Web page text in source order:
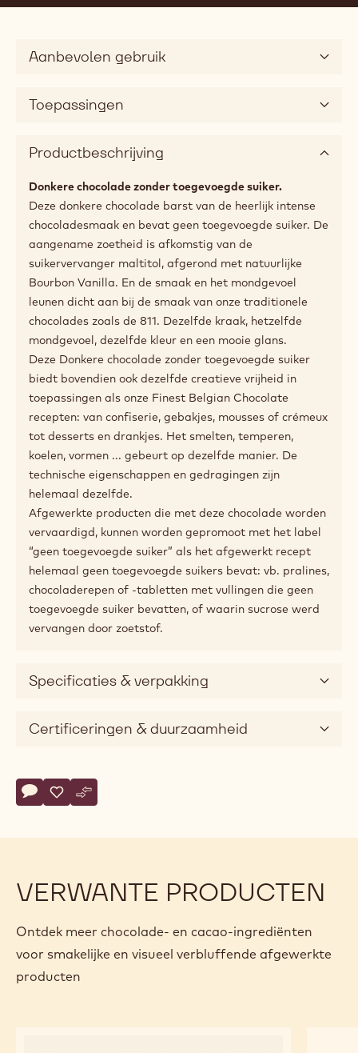
Aanbevolen gebruik
Toepassingen
Productbeschrijving
Donkere chocolade zonder toegevoegde suiker.
Deze donkere chocolade barst van de heerlijk intense
chocoladesmaak en bevat geen toegevoegde suiker. De
aangename zoetheid is afkomstig van de
suikervervanger maltitol, afgerond met natuurlijke
Bourbon Vanilla. En de smaak en het mondgevoel
leunen dicht aan bij de smaak van onze traditionele
chocolades zoals de 811. Dezelfde kraak, hetzelfde
mondgevoel, dezelfde kleur en een mooie glans.
Deze Donkere chocolade zonder toegevoegde suiker
biedt bovendien ook dezelfde creatieve vrijheid in
toepassingen als onze Finest Belgian Chocolate
recepten: van confiserie, gebakjes, mousses of crémeux
tot desserts en drankjes. Het smelten, temperen,
koelen, vormen ... gebeurt op dezelfde manier. De
technische eigenschappen en gedragingen zijn
helemaal dezelfde.
Afgewerkte producten die met deze chocolade worden
vervaardigd, kunnen worden gepromoot met het label
“geen toegevoegde suiker” als het afgewerkt recept
helemaal geen toegevoegde suikers bevat: vb. pralines,
chocoladerepen of -tabletten met vullingen die geen
toegevoegde suiker bevatten, of waarin sucrose werd
vervangen door zoetstof.
Specificaties & verpakking
Certificeringen & duurzaamheid
Actions
Schrijf een commentaar op
- MALCHOC-D
Opslaan
- MALCHOC-D
Vergelijk
- MALCHOC-D
VERWANTE PRODUCTEN
Ontdek meer chocolade- en cacao-ingrediënten
voor smakelijke en visueel verbluffende afgewerkte
producten